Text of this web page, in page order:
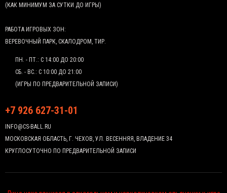
(КАК МИНИМУМ ЗА СУТКИ ДО ИГРЫ)
РАБОТА ИГРОВЫХ ЗОН:
ВЕРЕВОЧНЫЙ ПАРК, СКАЛОДРОМ, ТИР.
ПН. - ПТ.: С 14:00 ДО 20:00
СБ. - ВС.: С 10:00 ДО 21:00
(ИГРЫ ПО ПРЕДВАРИТЕЛЬНОЙ ЗАПИСИ)
+7 926 627-31-01
INFO@CS-BALL.RU
МОСКОВСКАЯ ОБЛАСТЬ, Г. ЧЕХОВ, УЛ. ВЕСЕННЯЯ, ВЛАДЕНИЕ 34
КРУГЛОСУТОЧНО ПО ПРЕДВАРИТЕЛЬНОЙ ЗАПИСИ